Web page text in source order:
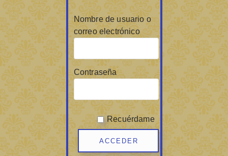
Nombre de usuario o
correo electrónico
Contraseña
Recuérdame